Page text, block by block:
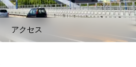
アクセス